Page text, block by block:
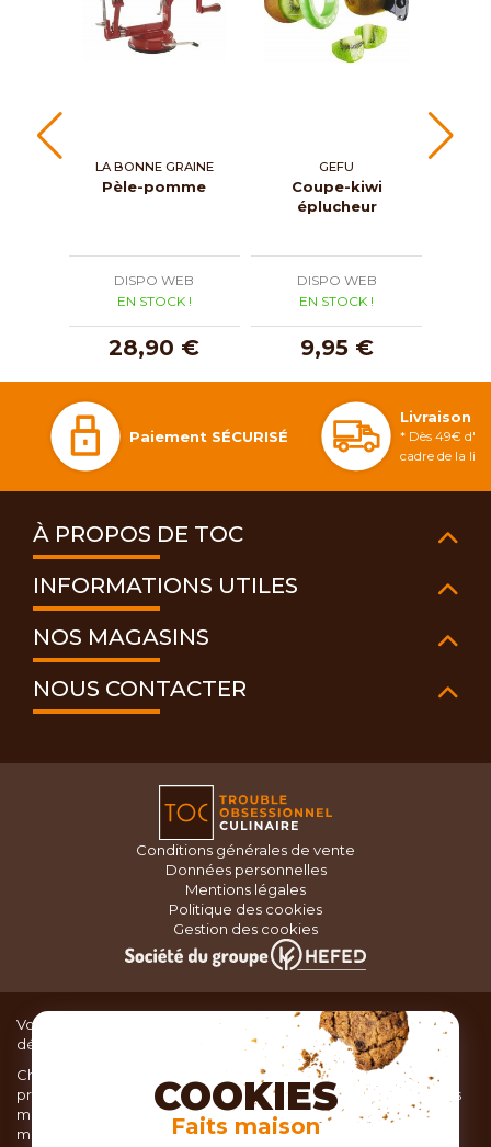
LA BONNE GRAINE
Pèle-pomme
DISPO WEB
EN STOCK !
28,90 €
GEFU
Coupe-kiwi
éplucheur
DISPO WEB
EN STOCK !
9,95 €
Paiement SÉCURISÉ
Livraison
* Dès 49€
cadre de la
À PROPOS DE TOC
INFORMATIONS UTILES
NOS MAGASINS
NOUS CONTACTER
Conditions générales de vente
Données personnelles
Mentions légales
Politique des cookies
Gestion des cookies
Vous recherchez du matériel de cuisine pour concocter de
délicieux plats ou des pâtisseries dignes d’un grand chef ?
Chez TOC, boutique d’ustensiles de cuisine, nous vous
proposons une large sélection de produits issus des meilleures
marques de matériel de cuisine: Ustensiles de pâtisserie,
matériel de cuisson, service de table, ustensiles de cuisine,
COOKIES
Faits maison